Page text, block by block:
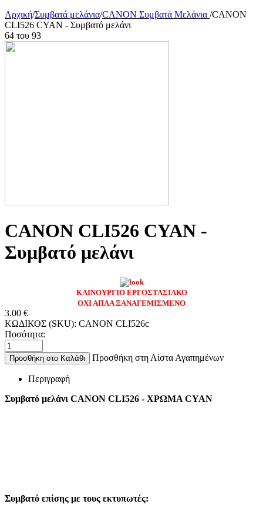
Αρχική/Συμβατά μελάνια/CANON Συμβατά Μελάνια /CANON
CLI526 CYAN - Συμβατό μελάνι
64 του 93
CANON CLI526 CYAN -
Συμβατό μελάνι
ΚΑΙΝΟΥΡΓΙΟ ΕΡΓΟΣΤΑΣΙΑΚΟ
ΟΧΙ ΑΠΛΑ ΞΑΝΑΓΕΜΙΣΜΕΝΟ
3.00 €
ΚΩΔΙΚΟΣ (SKU): CANON CLI526c
Ποσότητα:
Προσθήκη στο Καλάθι Προσθήκη στη Λίστα Αγαπημένων
Περιγραφή
Συμβατό μελάνι CANON CLI526 - ΧΡΩΜΑ CYAN
Συμβατό επίσης με τους εκτυπωτές: